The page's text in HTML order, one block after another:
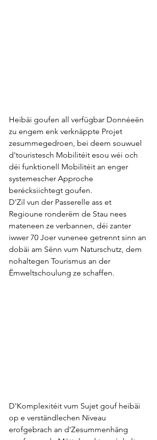
Heibäi goufen all verfügbar Donnéeën
zu engem enk verknäppte Projet
zesummegedroen, bei deem souwuel
d'touristesch Mobilitéit esou wéi och
déi funktionell Mobilitéit an enger
systemescher Approche
berécksiichtegt goufen.
D'Zil vun der Passerelle ass et
Regioune ronderëm de Stau nees
mateneen ze verbannen, déi zanter
iwwer 70 Joer vunenee getrennt sinn an
dobäi am Sënn vum Naturschutz, dem
nohaltegen Tourismus an der
Ëmweltschoulung ze schaffen.
D'Komplexitéit vum Sujet gouf heibäi
op e verständlechen Niveau
erofgebrach an d'Zesummenhäng